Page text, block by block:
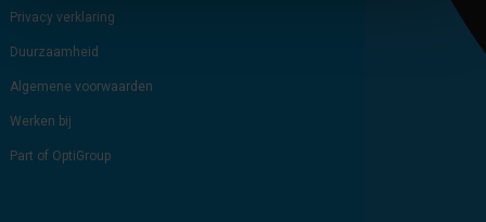
Privacy verklaring
Duurzaamheid
Algemene voorwaarden
Werken bij
Part of OptiGroup